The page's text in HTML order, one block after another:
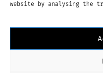
website by analysing the